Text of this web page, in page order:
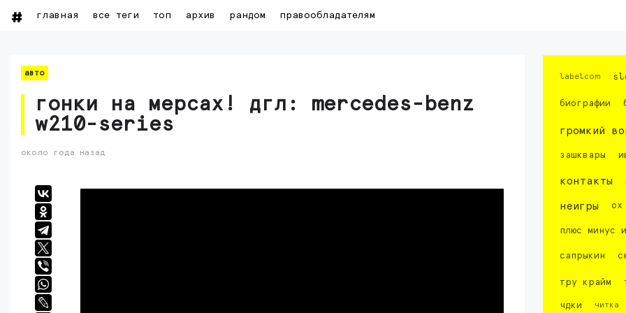
главная все теги топ архив рандом правообладателям
авто
гонки на мерсах! дгл: mercedes-benz
w210-series
около года назад
labelcom
биографии
громкий
зашквары
контакты
неигры ох
плюс минус
сапрыкин
тру крайм
чдки читка